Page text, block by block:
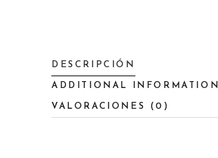
DESCRIPCIÓN
ADDITIONAL INFORMATION
VALORACIONES (0)